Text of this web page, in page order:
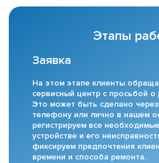
Этапы
Заявка
На этом этапе клиенты
сервисный центр с просьбой о
Это может быть сделано
телефону или лично в нашем
регистрируем все
устройстве и его
фиксируем предпочтения
времени и способа ремонта.